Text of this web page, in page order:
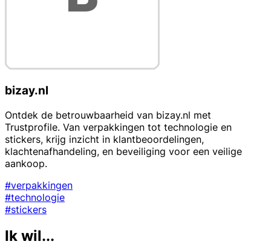
bizay.nl
Ontdek de betrouwbaarheid van bizay.nl met
Trustprofile. Van verpakkingen tot technologie en
stickers, krijg inzicht in klantbeoordelingen,
klachtenafhandeling, en beveiliging voor een veilige
aankoop.
#verpakkingen
#technologie
#stickers
Ik wil...